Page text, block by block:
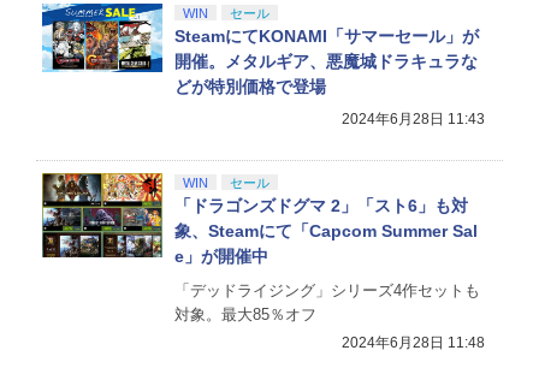
WIN セール
SteamにてKONAMI「サマーセール」が
開催。メタルギア、悪魔城ドラキュラな
どが特別価格で登場
2024年6月28日 11:43
WIN セール
「ドラゴンズドグマ 2」「スト6」も対
象、Steamにて「Capcom Summer Sal
e」が開催中
「デッドライジング」シリーズ4作セットも
対象。最大85％オフ
2024年6月28日 11:48